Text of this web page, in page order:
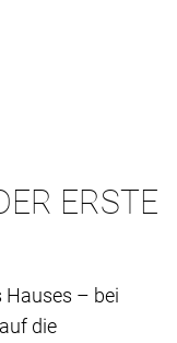
ERSTE
Hauses – bei
die